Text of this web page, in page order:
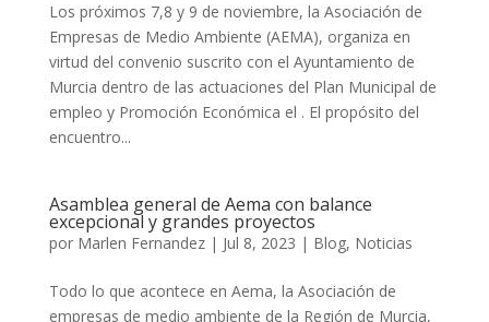
Los próximos 7,8 y 9 de noviembre, la Asociación de
Empresas de Medio Ambiente (AEMA), organiza en
virtud del convenio suscrito con el Ayuntamiento de
Murcia dentro de las actuaciones del Plan Municipal de
empleo y Promoción Económica el . El propósito del
encuentro...
Asamblea general de Aema con balance
excepcional y grandes proyectos
por Marlen Fernandez| Jul 8, 2023 | Blog, Noticias
Todo lo que acontece en Aema, la Asociación de
empresas de medio ambiente de la Región de Murcia,